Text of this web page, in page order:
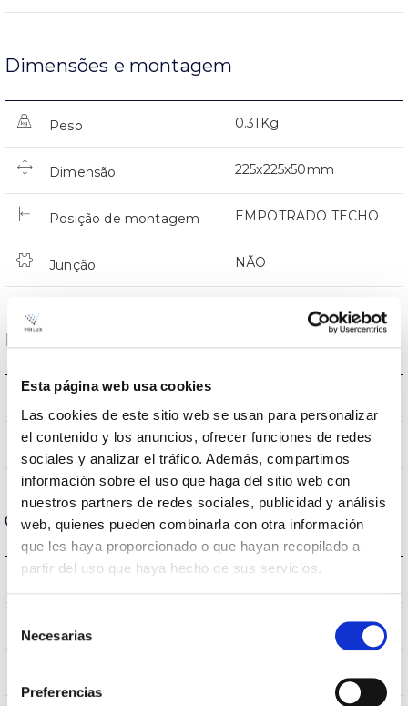
Esta página web usa cookies
Las cookies de este sitio web se usan para personalizar
el contenido y los anuncios, ofrecer funciones de redes
sociales y analizar el tráfico. Además, compartimos
información sobre el uso que haga del sitio web con
nuestros partners de redes sociales, publicidad y análisis
web, quienes pueden combinarla con otra información
que les haya proporcionado o que hayan recopilado a
partir del uso que haya hecho de sus servicios.
Necesarias
Preferencias
Dimensões e montagem
Peso 0.31Kg
Dimensão 225x225x50mm
Posição de montagem EMPOTRADO TECHO
Junção NÃO
Dados ópticos
CRI Índice de repr. cromática 80
Carcaça e Acabamento
Índice de estanqueidade IP
Intensidade (A) IP40